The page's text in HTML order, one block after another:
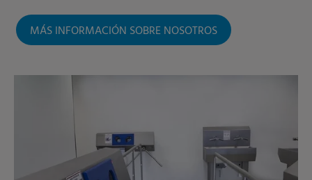
MÁS INFORMACIÓN SOBRE NOSOTROS